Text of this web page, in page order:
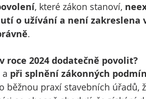
, které zákon stanoví,
o užívání a není zakreslena
.
roce 2024 dodatečně povolit?
při splnění zákonných
běžnou praxí stavebních úřadů,